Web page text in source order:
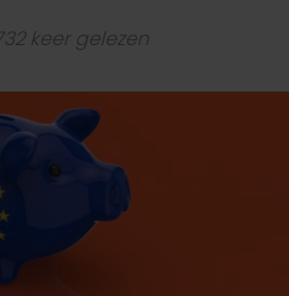
keer gelezen